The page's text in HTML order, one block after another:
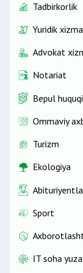
Tadbirkorlik
Yuridik
Advokat
Notariat
Bepul
Ommaviy
Turizm
Ekologiya
Sport
IT soha